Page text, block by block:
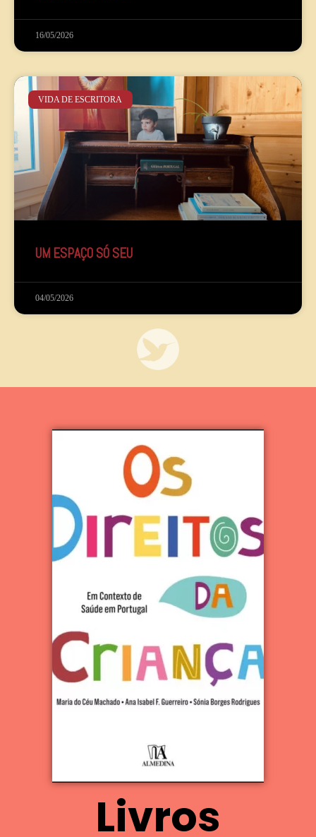
16/05/2026
VIDA DE ESCRITORA
UM ESPAÇO SÓ SEU
04/05/2026
Livros